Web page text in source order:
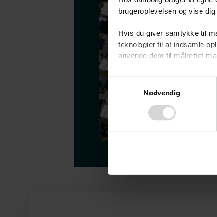
brugeroplevelsen og vise
Hvis du giver samtykke til
teknologier til at indsamle
anvende dem til målrettet
Ved at klikke på ”OK”
tilbagekalde dit samtykke
Nødvendig